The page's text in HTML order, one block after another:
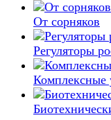
От сорняков
Регуляторы
Комплексные